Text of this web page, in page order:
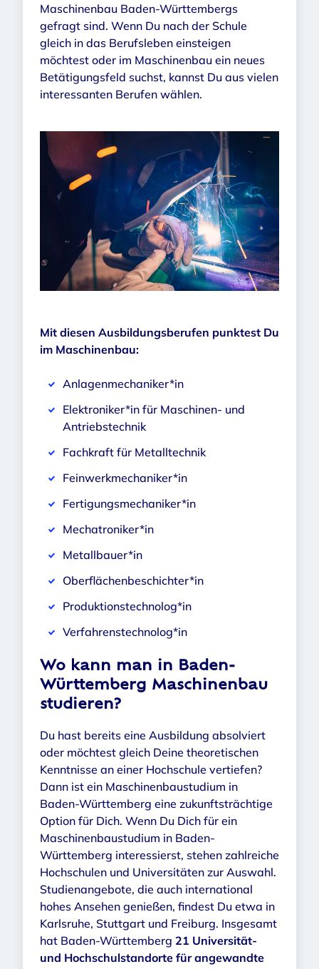
Maschinenbau Baden-Württembergs
gefragt sind. Wenn Du nach der Schule
gleich in das Berufsleben einsteigen
möchtest oder im Maschinenbau ein neues
Betätigungsfeld suchst, kannst Du aus vielen
interessanten Berufen wählen.
Mit diesen Ausbildungsberufen punktest Du
im Maschinenbau:
Anlagenmechaniker*in
Elektroniker*in für Maschinen- und
Antriebstechnik
Fachkraft für Metalltechnik
Feinwerkmechaniker*in
Fertigungsmechaniker*in
Mechatroniker*in
Metallbauer*in
Oberflächenbeschichter*in
Produktionstechnolog*in
Verfahrenstechnolog*in
Wo kann man in Baden-
Württemberg Maschinenbau
studieren?
Du hast bereits eine Ausbildung absolviert
oder möchtest gleich Deine theoretischen
Kenntnisse an einer Hochschule vertiefen?
Dann ist ein Maschinenbaustudium in
Baden-Württemberg eine zukunftsträchtige
Option für Dich. Wenn Du Dich für ein
Maschinenbaustudium in Baden-
Württemberg interessierst, stehen zahlreiche
Hochschulen und Universitäten zur Auswahl.
Studienangebote, die auch international
hohes Ansehen genießen, findest Du etwa in
Karlsruhe, Stuttgart und Freiburg. Insgesamt
hat Baden-Württemberg 21 Universität-
und Hochschulstandorte für angewandte